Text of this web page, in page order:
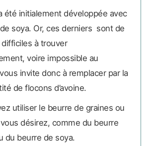
été initialement développée avec
soya. Or, ces derniers sont de
à trouver
voire impossible au
invite donc à remplacer par la
de flocons d’avoine.
utiliser le beurre de graines ou
désirez, comme du beurre
du beurre de soya.